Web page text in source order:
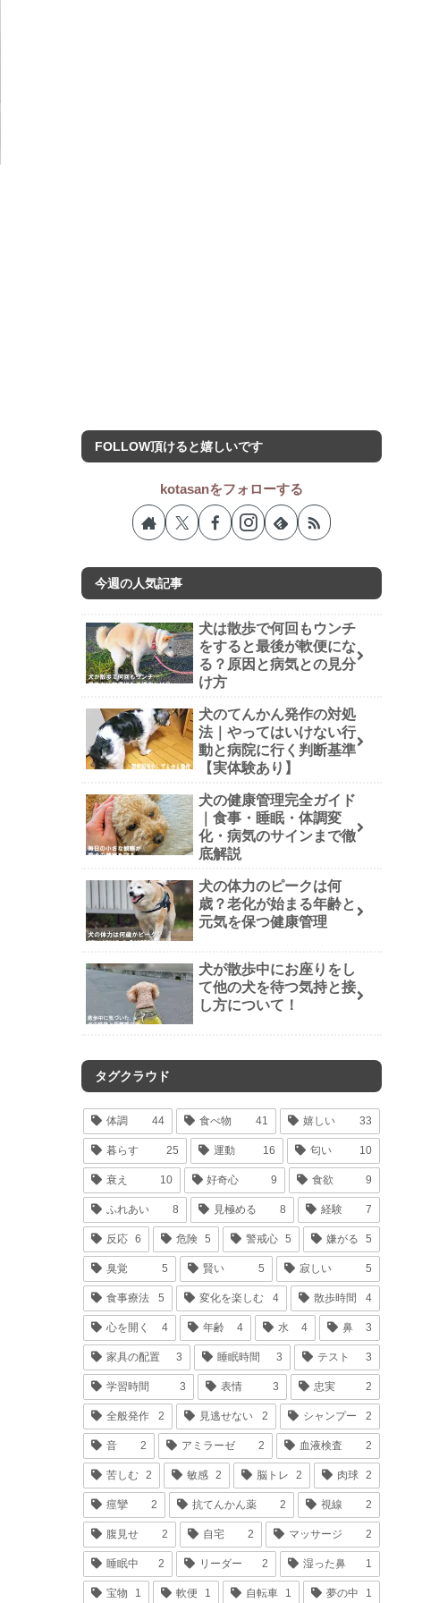
FOLLOW頂けると嬉しいです
kotasanをフォローする
今週の人気記事
犬は散歩で何回もウンチ
をすると最後が軟便にな
る？原因と病気との見分
け方
犬のてんかん発作の対処
法｜やってはいけない行
動と病院に行く判断基準
【実体験あり】
犬の健康管理完全ガイド
｜食事・睡眠・体調変
化・病気のサインまで徹
底解説
犬の体力のピークは何
歳？老化が始まる年齢と
元気を保つ健康管理
犬が散歩中にお座りをし
て他の犬を待つ気持と接
し方について！
タグクラウド
体調 44 食べ物 41 嬉しい 33
暮らす 25 運動 16 匂い 10
衰え 10 好奇心 9 食欲 9
ふれあい 8 見極める 8 経験 7
反応 6 危険 5 警戒心 5 嫌がる 5
臭覚 5 賢い 5 寂しい 5
食事療法 5 変化を楽しむ 4 散歩時間 4
心を開く 4 年齢 4 水 4 鼻 3
家具の配置 3 睡眠時間 3 テスト 3
学習時間 3 表情 3 忠実 2
全般発作 2 見逃せない 2 シャンプー 2
音 2 アミラーゼ 2 血液検査 2
苦しむ 2 敏感 2 脳トレ 2 肉球 2
痙攣 2 抗てんかん薬 2 視線 2
腹見せ 2 自宅 2 マッサージ 2
睡眠中 2 リーダー 2 湿った鼻 1
宝物 1 軟便 1 自転車 1 夢の中 1